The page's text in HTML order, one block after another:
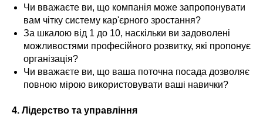
Чи вважаєте ви, що компанія може запропонувати
вам чітку систему кар'єрного зростання?
За шкалою від 1 до 10, наскільки ви задоволені
можливостями професійного розвитку, які пропонує
організація?
Чи вважаєте ви, що ваша поточна посада дозволяє
повною мірою використовувати ваші навички?
4. Лідерство та управління